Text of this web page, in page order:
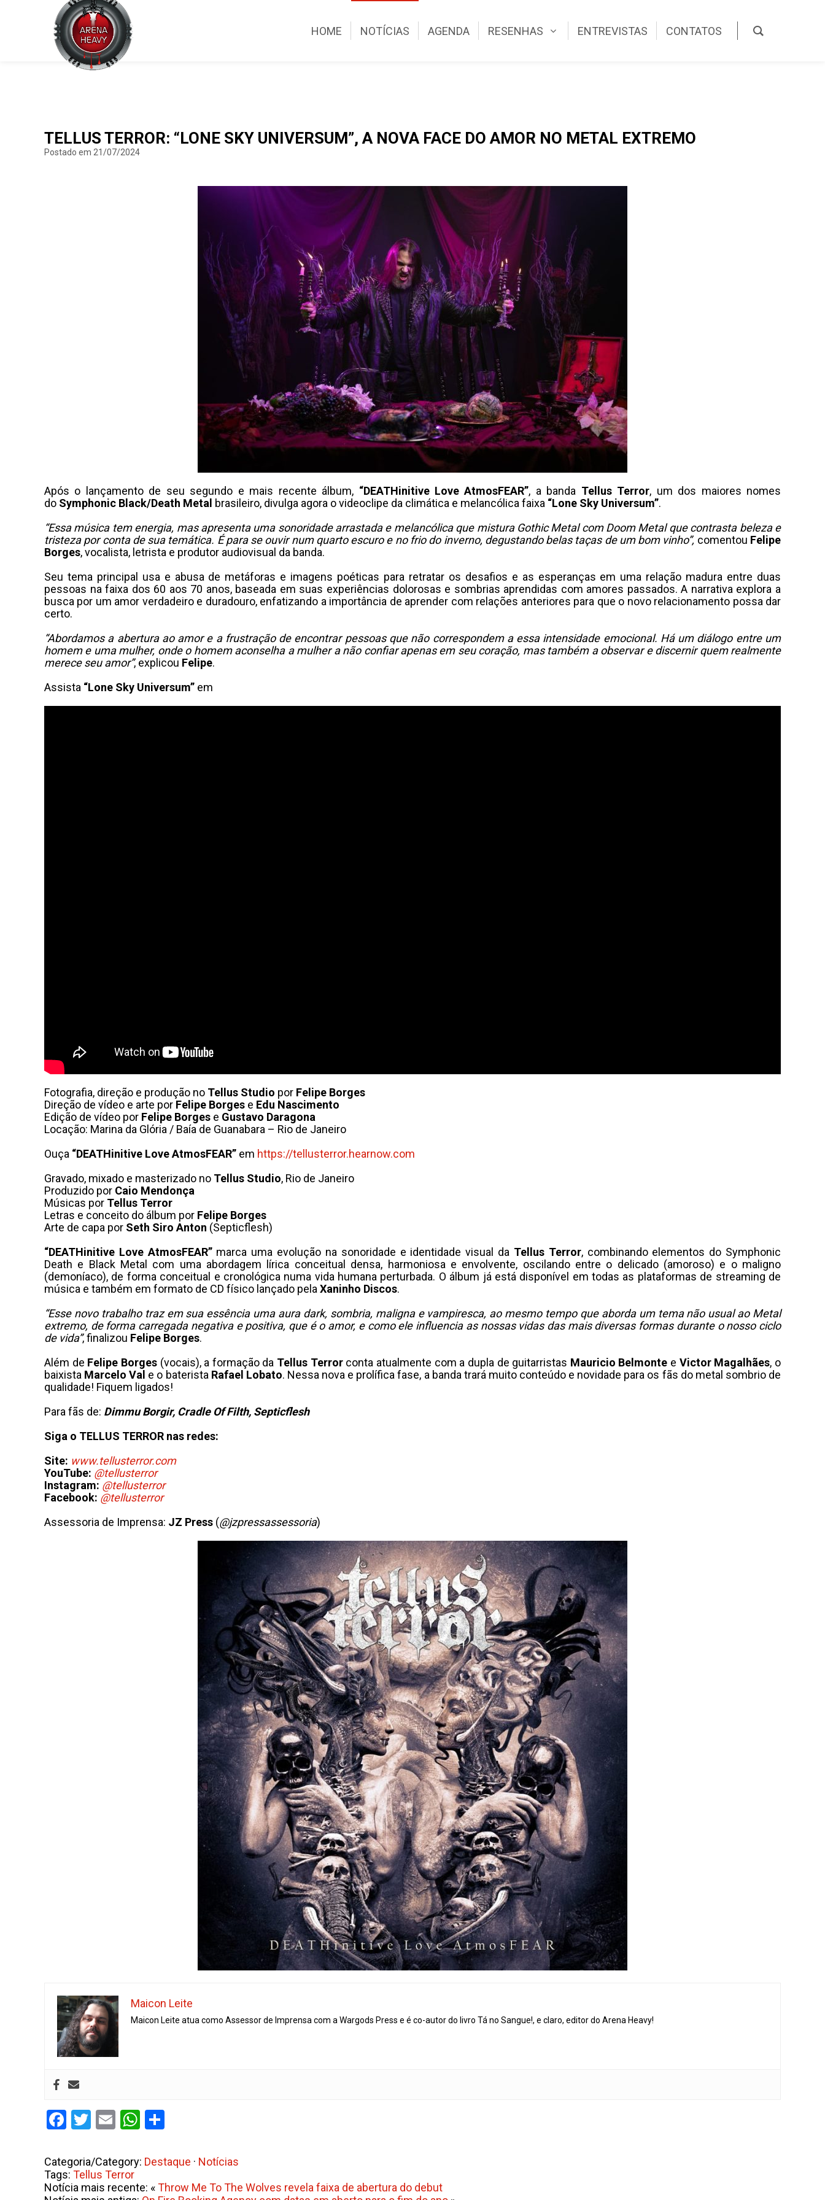
HOME NOTÍCIAS AGENDA RESENHAS ENTREVISTAS CONTATOS
TELLUS TERROR: “LONE SKY UNIVERSUM”, A NOVA FACE DO AMOR NO METAL EXTREMO
Postado em 21/07/2024
Após o lançamento de seu segundo e mais recente álbum, “DEATHinitive Love AtmosFEAR”, a banda Tellus Terror, um dos maiores nomes
do Symphonic Black/Death Metal brasileiro, divulga agora o videoclipe da climática e melancólica faixa “Lone Sky Universum”.
“Essa música tem energia, mas apresenta uma sonoridade arrastada e melancólica que mistura Gothic Metal com Doom Metal que contrasta beleza e
tristeza por conta de sua temática. É para se ouvir num quarto escuro e no frio do inverno, degustando belas taças de um bom vinho”, comentou Felipe
Borges, vocalista, letrista e produtor audiovisual da banda.
Seu tema principal usa e abusa de metáforas e imagens poéticas para retratar os desafios e as esperanças em uma relação madura entre duas
pessoas na faixa dos 60 aos 70 anos, baseada em suas experiências dolorosas e sombrias aprendidas com amores passados. A narrativa explora a
busca por um amor verdadeiro e duradouro, enfatizando a importância de aprender com relações anteriores para que o novo relacionamento possa dar
certo.
“Abordamos a abertura ao amor e a frustração de encontrar pessoas que não correspondem a essa intensidade emocional. Há um diálogo entre um
homem e uma mulher, onde o homem aconselha a mulher a não confiar apenas em seu coração, mas também a observar e discernir quem realmente
merece seu amor”, explicou Felipe.
Assista “Lone Sky Universum” em
Fotografia, direção e produção no Tellus Studio por Felipe Borges
Direção de vídeo e arte por Felipe Borges e Edu Nascimento
Edição de vídeo por Felipe Borges e Gustavo Daragona
Locação: Marina da Glória / Baía de Guanabara – Rio de Janeiro
Ouça “DEATHinitive Love AtmosFEAR” em https://tellusterror.hearnow.com
Gravado, mixado e masterizado no Tellus Studio, Rio de Janeiro
Produzido por Caio Mendonça
Músicas por Tellus Terror
Letras e conceito do álbum por Felipe Borges
Arte de capa por Seth Siro Anton (Septicflesh)
“DEATHinitive Love AtmosFEAR” marca uma evolução na sonoridade e identidade visual da Tellus Terror, combinando elementos do Symphonic
Death e Black Metal com uma abordagem lírica conceitual densa, harmoniosa e envolvente, oscilando entre o delicado (amoroso) e o maligno
(demoníaco), de forma conceitual e cronológica numa vida humana perturbada. O álbum já está disponível em todas as plataformas de streaming de
música e também em formato de CD físico lançado pela Xaninho Discos.
“Esse novo trabalho traz em sua essência uma aura dark, sombria, maligna e vampiresca, ao mesmo tempo que aborda um tema não usual ao Metal
extremo, de forma carregada negativa e positiva, que é o amor, e como ele influencia as nossas vidas das mais diversas formas durante o nosso ciclo
de vida”, finalizou Felipe Borges.
Além de Felipe Borges(vocais), a formação da Tellus Terrorconta atualmente com a dupla de guitarristas Mauricio Belmonte e Victor Magalhães, o
baixista Marcelo Val e o baterista Rafael Lobato. Nessa nova e prolífica fase, a banda trará muito conteúdo e novidade para os fãs do metal sombrio de
qualidade! Fiquem ligados!
Para fãs de: Dimmu Borgir, Cradle Of Filth, Septicflesh
Siga o TELLUS TERROR nas redes:
Site: www.tellusterror.com
YouTube: @tellusterror
Instagram: @tellusterror
Facebook: @tellusterror
Assessoria de Imprensa: JZ Press (@jzpressassessoria)
Maicon Leite
Maicon Leite atua como Assessor de Imprensa com a Wargods Press e é co-autor do livro Tá no Sangue!, e claro, editor do Arena Heavy!
Facebook
Twitter
EmailWhatsApp
Categoria/Category: Destaque · Notícias
Tags: Tellus Terror
Notícia mais recente: «Throw Me To The Wolves revela faixa de abertura do debut